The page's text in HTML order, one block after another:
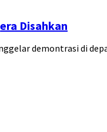
Disahkan
demontrasi di